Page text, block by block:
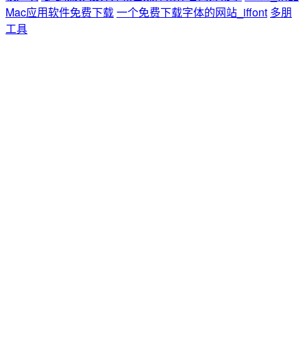
Mac应用软件免费下载一个免费下载字体的网站_iffont 多朋
工具